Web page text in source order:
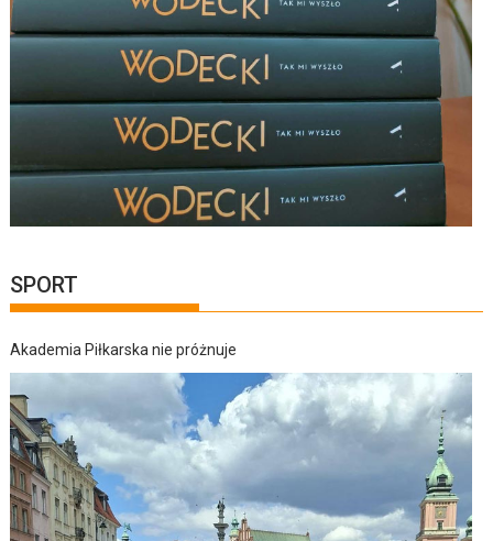
SPORT
Akademia Piłkarska nie próżnuje